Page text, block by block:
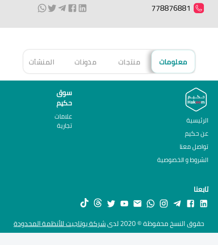
778876881
معلومات منتجات مدونات المنشآت
الرئيسية
عن حكيم
تواصل معنا
الشروط و الخصوصية
سوق
حكيم
علامات
تجارية
تابعنا
حقوق النسخ محفوظة © 2020 لدى شركة يوتاجيت للأنظمة المحدودة